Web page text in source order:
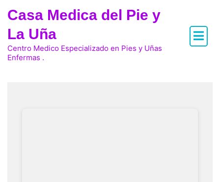
Casa Medica del Pie y
La Uña
Centro Medico Especializado en Pies y Uñas
Enfermas .